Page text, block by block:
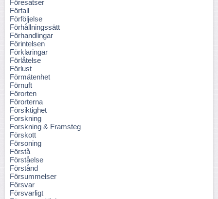
Föresatser
Förfall
Förföljelse
Förhållningssätt
Förhandlingar
Förintelsen
Förklaringar
Förlåtelse
Förlust
Förmätenhet
Förnuft
Förorten
Förorterna
Försiktighet
Forskning
Forskning & Framsteg
Förskott
Försoning
Förstå
Förståelse
Förstånd
Försummelser
Försvar
Försvarligt